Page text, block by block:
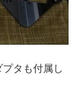
タも付属し